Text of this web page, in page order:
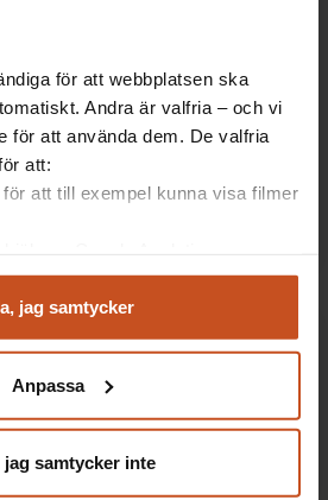
för att webbplatsen ska
Andra är valfria – och vi
för att använda dem. De valfria
att:
att till exempel kunna visa filmer
att kunna visa riktad information
ditt godkännande genom att
jag samtycker
Anpassa
jag samtycker inte
som ett problem mellan
Men ny forskning visar
söka anledningarna –…